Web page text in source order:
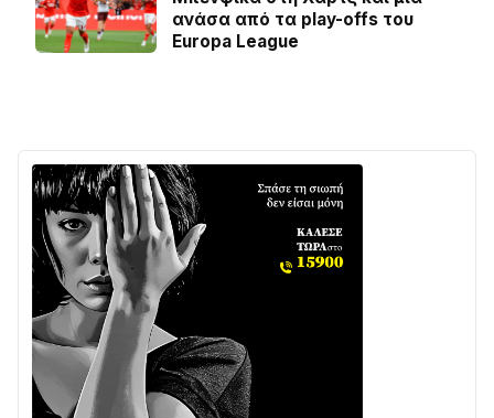
ανάσα από τα play-offs του
Europa League